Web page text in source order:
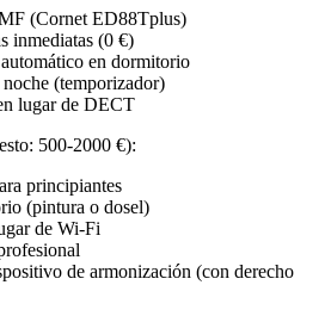
(Cornet ED88Tplus)
inmediatas (0 €)
en dormitorio
(temporizador)
lugar de DECT
500-2000 €):
principiantes
(pintura o dosel)
de Wi-Fi
de armonización (con derecho